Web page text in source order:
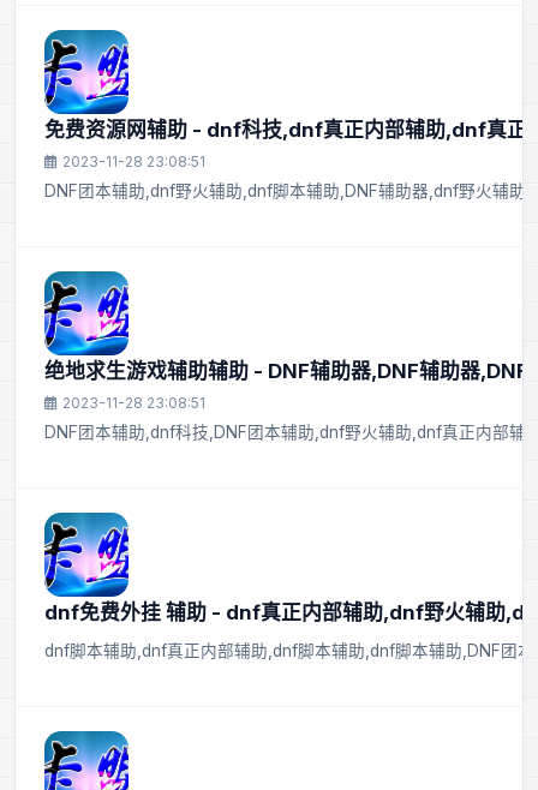
免费资源网辅助 - dnf科技,dnf真正内部辅助,dnf真正
2023-11-28 23:08:51
DNF团本辅助,dnf野火辅助,dnf脚本辅助,DNF辅助器,dnf野火辅
绝地求生游戏辅助辅助 - DNF辅助器,DNF辅助器
2023-11-28 23:08:51
DNF团本辅助,dnf科技,DNF团本辅助,dnf野火辅助,dnf真正内部
dnf免费外挂 辅助 - dnf真正内部辅助,dnf野火辅助
dnf脚本辅助,dnf真正内部辅助,dnf脚本辅助,dnf脚本辅助,DNF团